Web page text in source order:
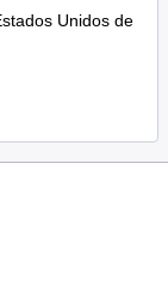
Unidos de